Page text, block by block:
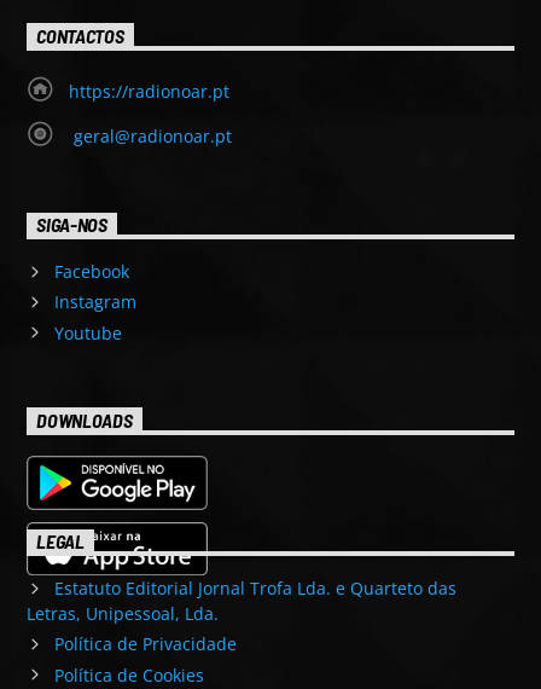
CONTACTOS
https://radionoar.pt
geral@radionoar.pt
SIGA-NOS
Facebook
Instagram
Youtube
DOWNLOADS
LEGAL
Estatuto Editorial Jornal Trofa Lda. e Quarteto das
Letras, Unipessoal, Lda.
Política de Privacidade
Política de Cookies